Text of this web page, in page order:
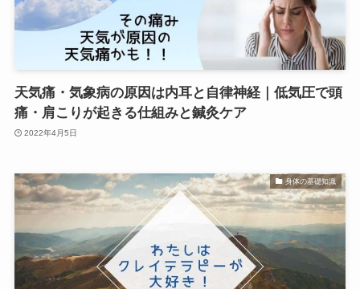
天気痛・気象病の原因は内耳と自律神経｜低気圧で頭
痛・肩こりが起きる仕組みと鍼灸ケア
2022年4月5日
身体の基礎知識